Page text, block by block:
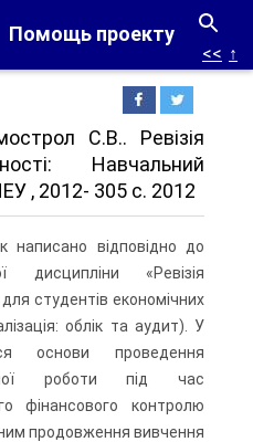
Помощь проекту
<< ↑
С.В.. Ревізія
Навчальний
, 2012- 305 с. 2012
написано відповідно до
дисципліни «Ревізія
студентів економічних
облік та аудит). У
основи проведення
роботи під час
фінансового контролю
продовження вивчення